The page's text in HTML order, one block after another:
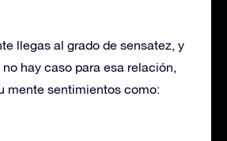
llegas al grado de sensatez, y
hay caso para esa relación,
mente sentimientos como: